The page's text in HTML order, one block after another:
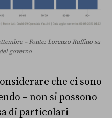
– Fonte: Lorenzo Ruffino su
governo
che ci sono
– non si possono
di particolari